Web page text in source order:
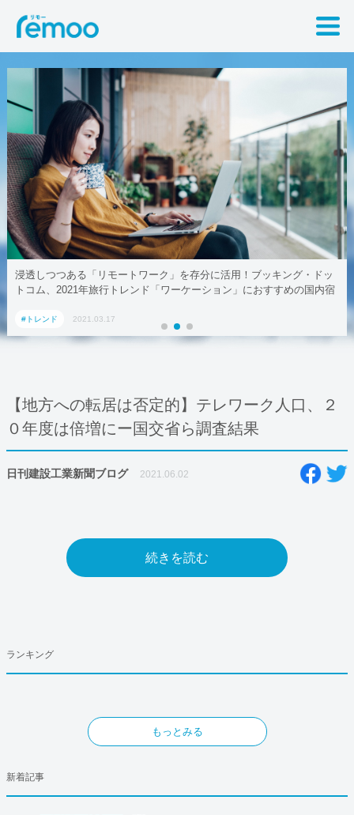
浸透しつつある「リモートワーク」を存分に活用！ブッキング・ドッ
トコム、2021年旅行トレンド「ワーケーション」におすすめの国内宿
#トレンド 2021.03.17
【地方への転居は否定的】テレワーク人口、２
０年度は倍増にー国交省ら調査結果
日刊建設工業新聞ブログ 2021.06.02
続きを読む
ランキング
もっとみる
新着記事